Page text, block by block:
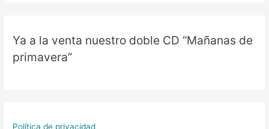
Ya a la venta nuestro doble CD “Mañanas de
primavera”
Política de privacidad